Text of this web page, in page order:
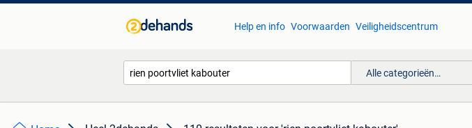
Help en info Voorwaarden Veiligheidscentrum
Alle categorieën…